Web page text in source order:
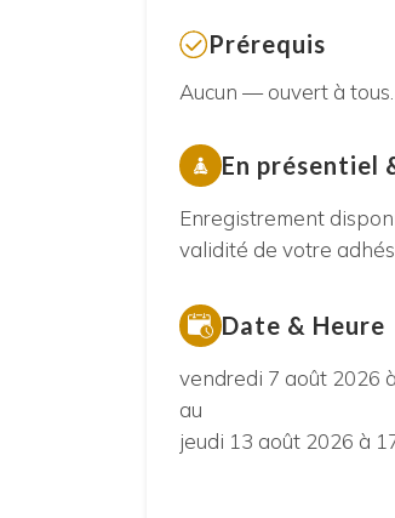
Prérequis
Aucun — ouvert à
En présentiel
Enregistrement
validité de votre
Date & Heure
vendredi 7 août 2026
au
jeudi 13 août 2026 à